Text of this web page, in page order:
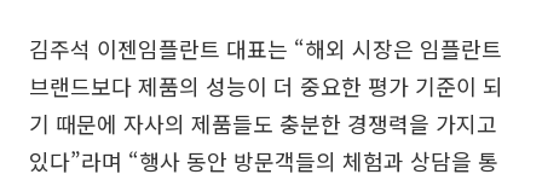
김주석 이젠임플란트 대표는 “해외 시장은 임플란트
브랜드보다 제품의 성능이 더 중요한 평가 기준이 되
기 때문에 자사의 제품들도 충분한 경쟁력을 가지고
있다”라며 “행사 동안 방문객들의 체험과 상담을 통